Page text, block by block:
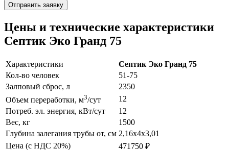
Цены и технические характеристики
Септик Эко Гранд 75
Характеристики
Септик Эко Гранд 75
Кол-во человек
51-75
Залповый сброс, л
2350
Объем переработки, м3/сут
12
Потреб. эл. энергия, кВт/сут
12
Вес, кг
1500
Глубина залегания трубы от, см 2,16х4х3,01
Цена (с НДС 20%)
471750 ₽